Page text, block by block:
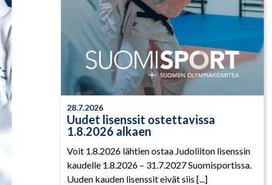
28.7.2026
Uudet lisenssit ostettavissa
1.8.2026 alkaen
Voit 1.8.2026 lähtien ostaa Judoliiton lisenssin
kaudelle 1.8.2026 – 31.7.2027 Suomisportissa.
Uuden kauden lisenssit eivät siis [...]